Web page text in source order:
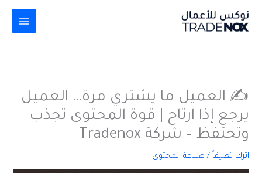
المحتوى
✍️ العميل ما يشتري مرة… العميل
يرجع إذا ارتاح | قوة المحتوى تجذب
وتحتفظ – شركة Tradenox
اترك تعليقاً / صناعة المحتوى